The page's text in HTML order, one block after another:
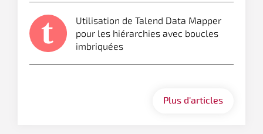
Utilisation de Talend Data Mapper
pour les hiérarchies avec boucles
imbriquées
Plus d'articles